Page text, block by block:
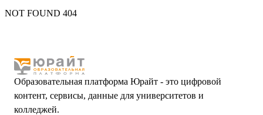
NOT FOUND 404
Образовательная платформа Юрайт - это цифровой
контент, сервисы, данные для университетов и
колледжей.